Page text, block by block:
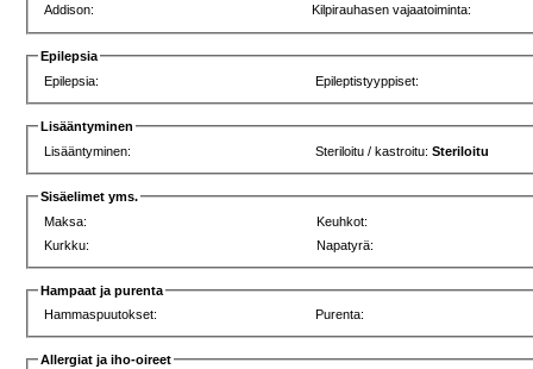
Addison:
Kilpirauhasen vajaatoiminta:
Epilepsia
Epilepsia:
Epileptistyyppiset:
Lisääntyminen
Lisääntyminen:
Steriloitu / kastroitu:Steriloitu
Sisäelimet yms.
Maksa:
Keuhkot:
Kurkku:
Napatyrä:
Hampaat ja purenta
Hammaspuutokset:
Purenta:
Allergiat ja iho-oireet